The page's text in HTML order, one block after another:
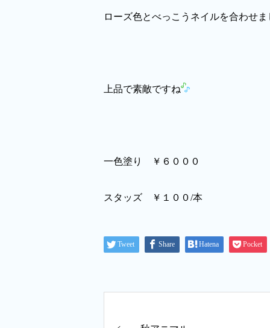
ローズ色とべっこうネイルを合わせま
上品で素敵ですね
一色塗り ￥６０００
スタッズ ￥１００/本
Tweet Share Hatena Pocket